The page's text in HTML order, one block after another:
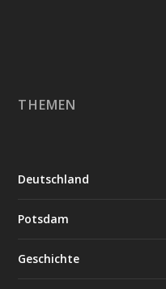
THEMEN
Deutschland
Potsdam
Geschichte